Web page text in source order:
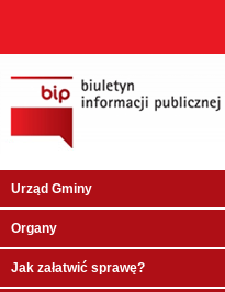
Urząd Gminy
Organy
Jak załatwić sprawę?